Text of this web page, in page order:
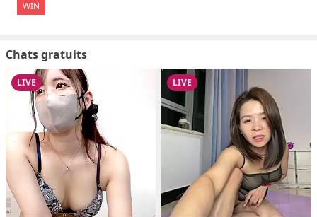
WIN
Chats gratuits